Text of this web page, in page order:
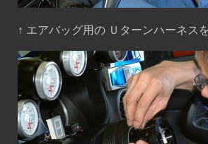
↑ エアバッグ用の Ｕターンハーネスを